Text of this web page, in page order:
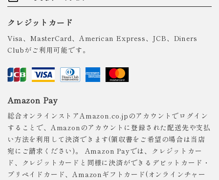
クレジットカード
Visa、MasterCard、American Express、JCB、Diners
Clubがご利用可能です。
Amazon Pay
総合オンラインストアAmazon.co.jpのアカウントでログイン
することで、Amazonのアカウントに登録された配送先や支払
い方法を利用して決済できます(領収書をご希望の場合は当店
宛にご請求ください)。 Amazon Payでは、クレジットカー
ド、クレジットカードと同様に決済ができるデビットカード・
プリペイドカード、Amazonギフトカード(オンラインチャー